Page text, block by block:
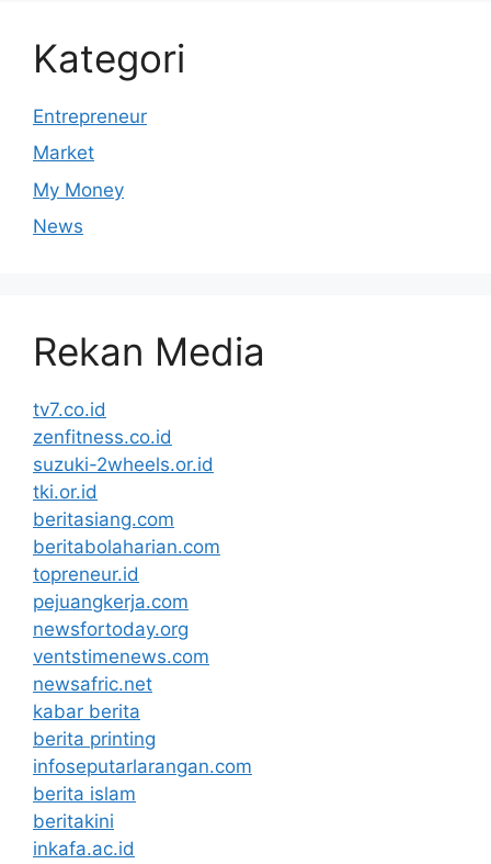
Kategori
Entrepreneur
Market
My Money
News
Rekan Media
tv7.co.id
zenfitness.co.id
suzuki-2wheels.or.id
tki.or.id
beritasiang.com
beritabolaharian.com
topreneur.id
pejuangkerja.com
newsfortoday.org
ventstimenews.com
newsafric.net
kabar berita
berita printing
infoseputarlarangan.com
berita islam
beritakini
inkafa.ac.id